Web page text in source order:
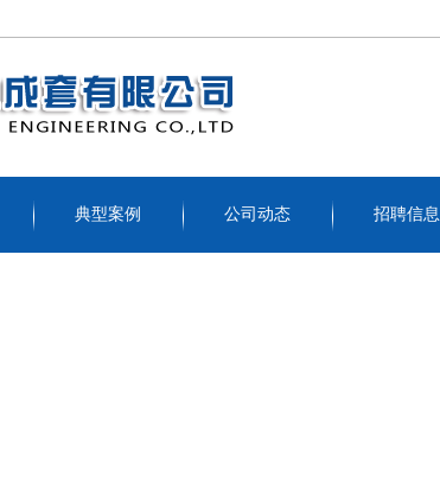
典型案例 公司动态 招聘信息